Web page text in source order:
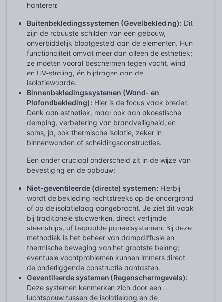
hanteren:
Buitenbekledingssystemen (Gevelbekleding): Dit
zijn de robuuste schilden van een gebouw,
onverbiddelijk blootgesteld aan de elementen. Hun
functionaliteit omvat meer dan alleen de esthetiek;
ze moeten vooral beschermen tegen vocht, wind
en UV-straling, én bijdragen aan de
isolatiewaarde.
Binnenbekledingssystemen (Wand- en
Plafondbekleding): Hier is de focus vaak breder.
Denk aan esthetiek, maar ook aan akoestische
demping, verbetering van brandveiligheid, en
soms, ja, ook thermische isolatie, zeker in
binnenwanden of scheidingsconstructies.
Een ander cruciaal onderscheid zit in de wijze van
bevestiging en de opbouw:
Niet-geventileerde (directe) systemen: Hierbij
wordt de bekleding rechtstreeks op de ondergrond
of op de isolatielaag aangebracht. Je ziet dit vaak
bij traditionele stucwerken, direct verlijmde
steenstrips, of bepaalde paneelsystemen. Bij deze
methodiek is het beheer van dampdiffusie en
thermische beweging van het grootste belang;
eventuele vochtproblemen kunnen immers direct
de onderliggende constructie aantasten.
Geventileerde systemen (Regenschermgevels):
Deze systemen kenmerken zich door een
luchtspouw tussen de isolatielaag en de